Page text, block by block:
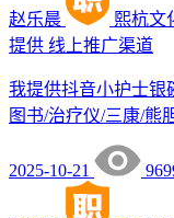
赵乐晨 熙杭文
提供 线上推广渠道
我提供抖音小护士银
图书/治疗仪/三康/熊
2025-10-21